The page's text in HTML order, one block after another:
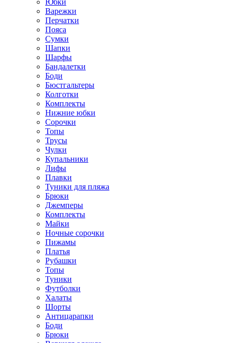
Варежки
Перчатки
Пояса
Сумки
Шапки
Шарфы
Бандалетки
Боди
Бюстгальтеры
Колготки
Комплекты
Нижние юбки
Сорочки
Топы
Трусы
Чулки
Купальники
Лифы
Плавки
Туники для пляжа
Брюки
Джемперы
Комплекты
Майки
Ночные сорочки
Пижамы
Платья
Рубашки
Топы
Туники
Футболки
Халаты
Шорты
Антицарапки
Боди
Брюки